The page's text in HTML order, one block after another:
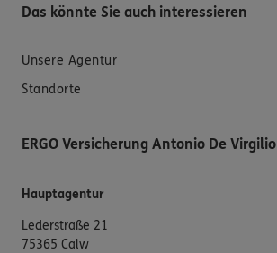
Das könnte Sie auch interessieren
Unsere Agentur
Standorte
ERGO Versicherung Antonio De Virgilio
Hauptagentur
Lederstraße 21
75365 Calw